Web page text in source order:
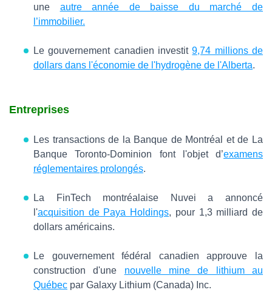
une autre année de baisse du marché de
l’immobilier.
Le gouvernement canadien investit9,74 millions de
dollars dans l'économie de l'hydrogène de l'Alberta.
Entreprises
Les transactions de la Banque de Montréal et de La
Banque Toronto-Dominion font l'objet d’examens
réglementaires prolongés.
La FinTech montréalaise Nuvei a annoncé
l'acquisition de Paya Holdings, pour 1,3 milliard de
dollars américains.
Le gouvernement fédéral canadien approuve la
construction d'une nouvelle mine de lithium au
Québec par Galaxy Lithium (Canada) Inc.